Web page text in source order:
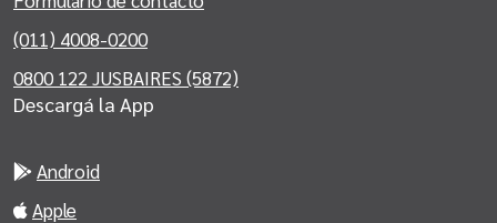
(011) 4008-0200
0800 122 JUSBAIRES (5872)
Descargá la App
Android
Apple